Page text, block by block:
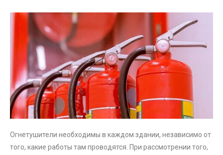
Огнетушители необходимы в каждом здании, независимо от
того, какие работы там проводятся. При рассмотрении того,